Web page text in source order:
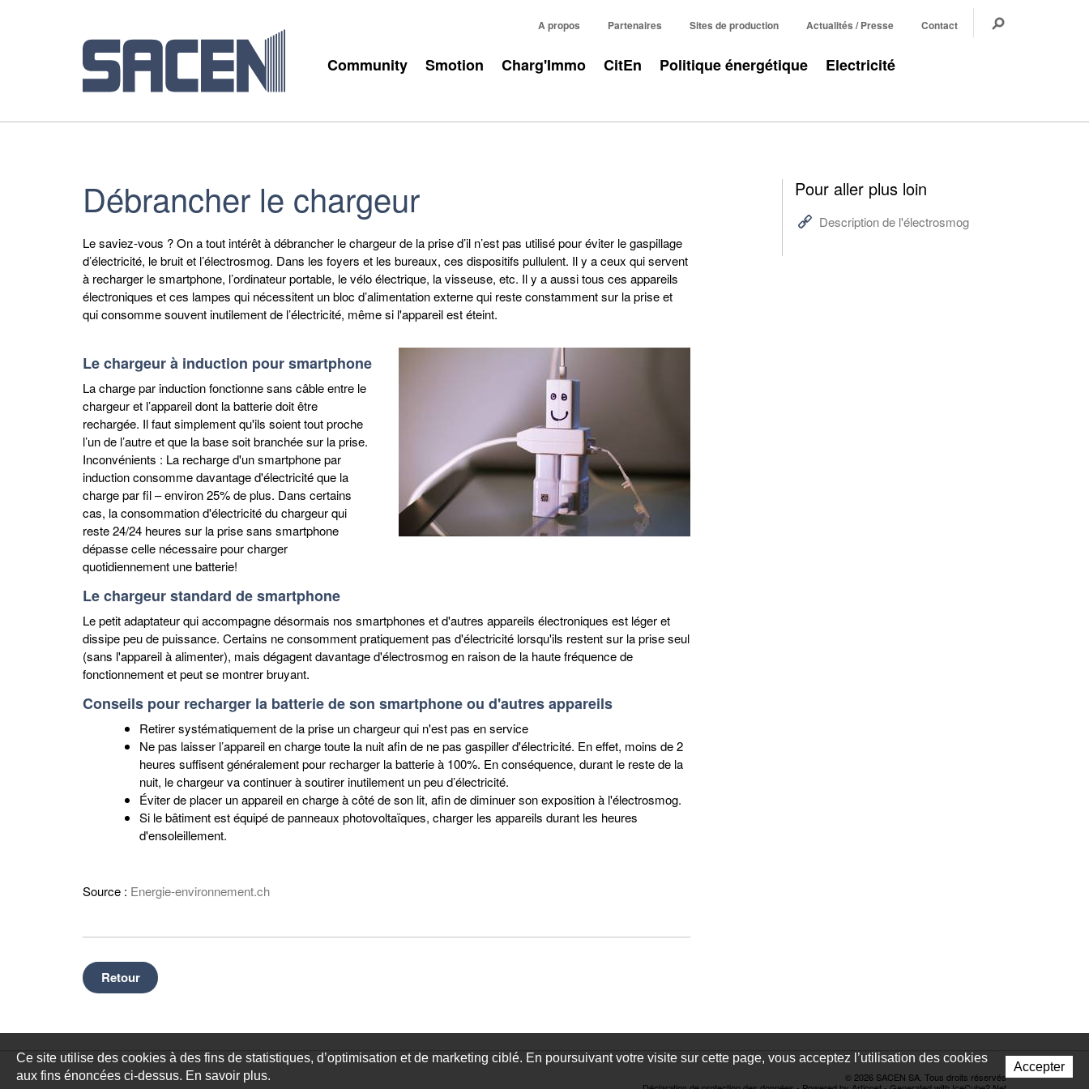
A propos Partenaires Sites de production Actualités / Presse Contact
Community Smotion Charg'Immo CitEn Politique énergétique Electricité
Débrancher le chargeur
Le saviez-vous ? On a tout intérêt à débrancher le chargeur de la prise d’il n’est pas utilisé pour éviter le gaspillage
d’électricité, le bruit et l’électrosmog. Dans les foyers et les bureaux, ces dispositifs pullulent. Il y a ceux qui servent
à recharger le smartphone, l’ordinateur portable, le vélo électrique, la visseuse, etc. Il y a aussi tous ces appareils
électroniques et ces lampes qui nécessitent un bloc d’alimentation externe qui reste constamment sur la prise et
qui consomme souvent inutilement de l’électricité, même si l'appareil est éteint.
Le chargeur à induction pour smartphone
La charge par induction fonctionne sans câble entre le
chargeur et l’appareil dont la batterie doit être
rechargée. Il faut simplement qu'ils soient tout proche
l’un de l’autre et que la base soit branchée sur la prise.
Inconvénients : La recharge d'un smartphone par
induction consomme davantage d'électricité que la
charge par fil – environ 25% de plus. Dans certains
cas, la consommation d'électricité du chargeur qui
reste 24/24 heures sur la prise sans smartphone
dépasse celle nécessaire pour charger
quotidiennement une batterie!
Le chargeur standard de smartphone
Le petit adaptateur qui accompagne désormais nos smartphones et d'autres appareils électroniques est léger et
dissipe peu de puissance. Certains ne consomment pratiquement pas d'électricité lorsqu'ils restent sur la prise seul
(sans l'appareil à alimenter), mais dégagent davantage d'électrosmog en raison de la haute fréquence de
fonctionnement et peut se montrer bruyant.
Conseils pour recharger la batterie de son smartphone ou d'autres appareils
Retirer systématiquement de la prise un chargeur qui n'est pas en service
Ne pas laisser l’appareil en charge toute la nuit afin de ne pas gaspiller d'électricité. En effet, moins de 2
heures suffisent généralement pour recharger la batterie à 100%. En conséquence, durant le reste de la
nuit, le chargeur va continuer à soutirer inutilement un peu d’électricité.
Éviter de placer un appareil en charge à côté de son lit, afin de diminuer son exposition à l'électrosmog.
Si le bâtiment est équipé de panneaux photovoltaïques, charger les appareils durant les heures
d'ensoleillement.
Source : Energie-environnement.ch
Retour
Pour aller plus loin
Description de l'électrosmog
© 2026 SACEN SA. Tous droits réservés
Ce site utilise des cookies à des fins de statistiques, d’optimisation et de marketing ciblé. En poursuivant votre visite sur cette page, vous acceptez l’utilisation des cookies
aux fins énoncées ci-dessus. En savoir plus.
Accepter